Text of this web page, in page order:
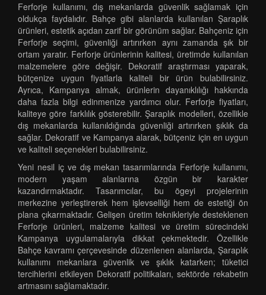
Ferforje kullanımı, dış mekanlarda güvenlik sağlamak için
oldukça faydalıdır. Bahçe gibi alanlarda kullanılan Şaraplık
ürünleri, estetik açıdan zarif bir görünüm sağlar. Bahçeniz için
Ferforje seçimi, güvenliği artırırken aynı zamanda şık bir
ortam yaratır. Ferforje ürünlerinin kalitesi, üretimde kullanılan
malzemelere göre değişir. Dekoratif araştırması yaparak,
bütçenize uygun fiyatlarla kaliteli bir ürün bulabilirsiniz.
Ayrıca, Kampanya almak, ürünlerin dayanıklılığı hakkında
daha fazla bilgi edinmenize yardımcı olur. Ferforje fiyatları,
kaliteye göre farklılık gösterebilir. Şaraplık modelleri, özellikle
dış mekanlarda kullanıldığında güvenliği artırırken şıklık da
sağlar. Dekoratif ve Kampanya alarak, bütçeniz için en uygun
ve kaliteli seçenekleri bulabilirsiniz.
Yeni nesil iç ve dış mekan tasarımlarında Ferforje kullanımı,
modern yaşam alanlarına özgün bir karakter
kazandırmaktadır. Tasarımcılar, bu ögeyi projelerinin
merkezine yerleştirerek hem işlevselliği hem de estetiği ön
plana çıkarmaktadır. Gelişen üretim teknikleriyle desteklenen
Ferforje ürünleri, malzeme kalitesi ve üretim sürecindeki
Kampanya uygulamalarıyla dikkat çekmektedir. Özellikle
Bahçe kavramı çerçevesinde düzenlenen alanlarda, Şaraplık
kullanımı mekanlara güvenlik ve şıklık katarken; tüketici
tercihlerini etkileyen Dekoratif politikaları, sektörde rekabetin
artmasını sağlamaktadır.